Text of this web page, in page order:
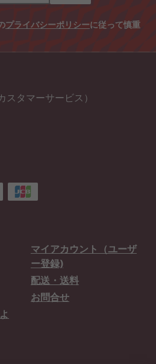
プライバシーポリシーに従って慎重
タマーサービス）
マイアカウント（ユーザ
ー登録)
配送・送料
お問合せ